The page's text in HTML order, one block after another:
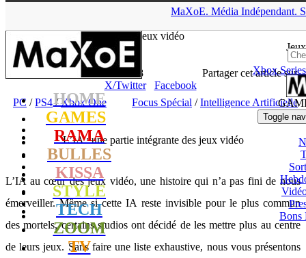
MaXoE. Média Indépendant.
HOME
GAMES
RAMA
BULLES
KISSA
STYLE
TECH
ZOOM
TV
Jeux
Xbox
Toggle
Bons
des jeux vidéo
- 14.04.20, 13:18
Partager cet article sur
X/Twitter
Facebook
PC /PS4/Xbox One Focus Spécial /Intelligence Artificielle
L’IA : une partie intégrante des jeux vidéo
L’IA au cœur des jeux vidéo, une histoire qui n’a pas fini de nous
émerveiller. Même si cette IA reste invisible pour le plus commun
des mortels, certains studios ont décidé de les mettre plus au centre
de leurs jeux. Sans faire une liste exhaustive, nous vous présentons